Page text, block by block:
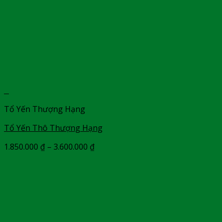
Tổ Yến Thượng Hạng
Tổ Yến Thô Thượng Hạng
1.850.000 ₫ – 3.600.000 ₫